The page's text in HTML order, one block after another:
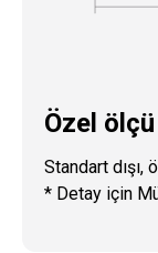
Özel
Standart dışı,
* Detay için